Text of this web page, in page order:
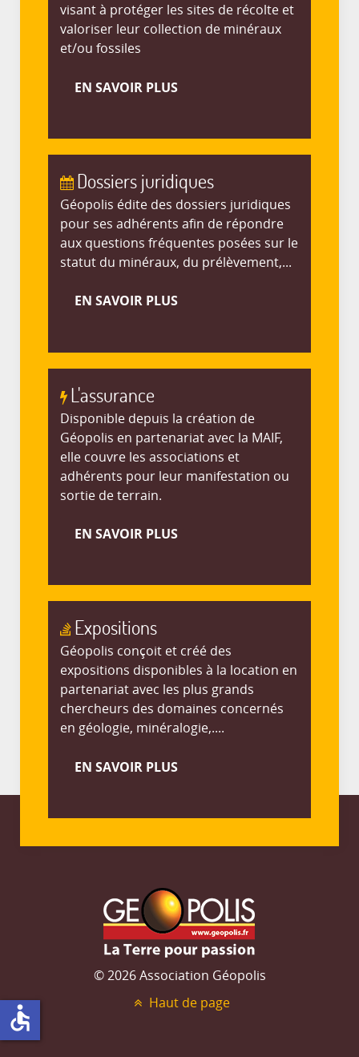
visant à protéger les sites de récolte et
valoriser leur collection de minéraux
et/ou fossiles
EN SAVOIR PLUS
Dossiers juridiques
Géopolis édite des dossiers juridiques
pour ses adhérents afin de répondre
aux questions fréquentes posées sur le
statut du minéraux, du prélèvement,...
EN SAVOIR PLUS
L'assurance
Disponible depuis la création de
Géopolis en partenariat avec la MAIF,
elle couvre les associations et
adhérents pour leur manifestation ou
sortie de terrain.
EN SAVOIR PLUS
Expositions
Géopolis conçoit et créé des
expositions disponibles à la location en
partenariat avec les plus grands
chercheurs des domaines concernés
en géologie, minéralogie,....
EN SAVOIR PLUS
© 2026 Association Géopolis
Haut de page
accessible